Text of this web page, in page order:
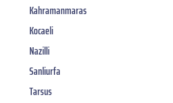
Kahramanmaras
Kocaeli
Nazilli
Sanliurfa
Tarsus